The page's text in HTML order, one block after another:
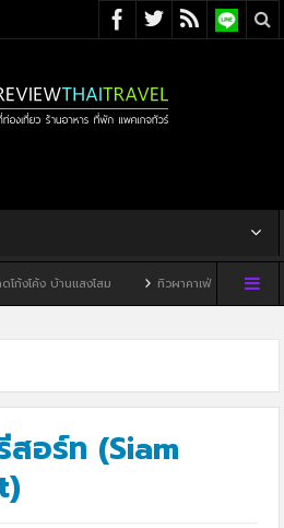
โสม ทิวผาคาเฟ่ บ้านพิพิธภัณฑ์ไทดำ
สอร์ท (Siam